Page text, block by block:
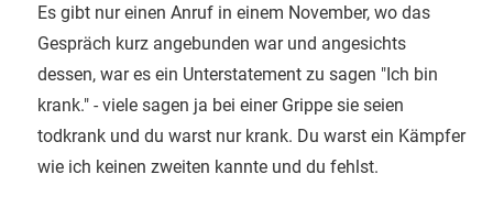
Es gibt nur einen Anruf in einem November, wo das
Gespräch kurz angebunden war und angesichts
dessen, war es ein Unterstatement zu sagen "Ich bin
krank." - viele sagen ja bei einer Grippe sie seien
todkrank und du warst nur krank. Du warst ein Kämpfer
wie ich keinen zweiten kannte und du fehlst.